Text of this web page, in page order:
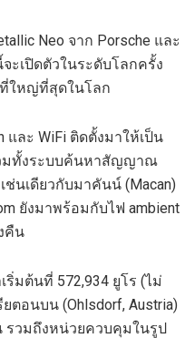
Neo จาก Porsche และ
จะเปิดตัวในระดับโลกครั้ง
ใหญ่ที่สุดในโลก
และ WiFi ติดตั้งมาให้เป็น
มทั้งระบบค้นหาสัญญาณ
ช่นเดียวกับมาคันน์ (Macan)
ยังมาพร้อมกับไฟ ambient
คืน
เริ่มต้นที่ 572,934 ยูโร (ไม่
ยตอนบน (Ohlsdorf, Austria)
รวมถึงหน่วยควบคุมในรูป